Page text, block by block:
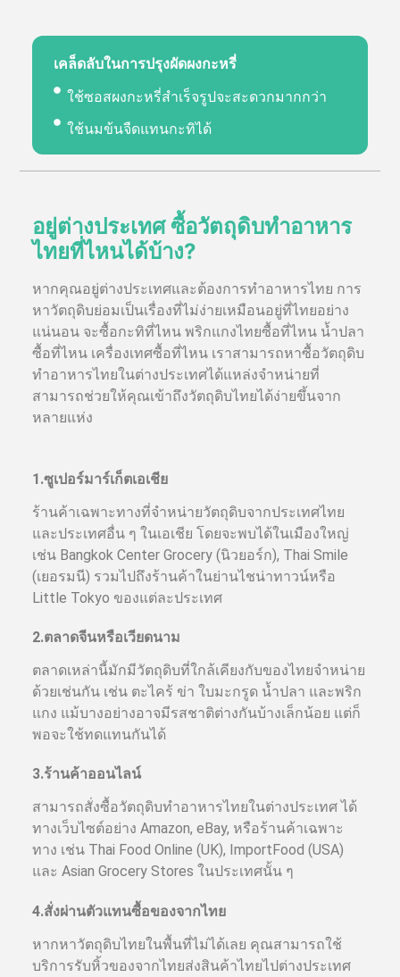
เคล็ดลับในการปรุงผัดผงกะหรี่
ใช้ซอสผงกะหรี่สำเร็จรูปจะสะดวกมากกว่า
ใช้นมข้นจืดแทนกะทิได้
อยู่ต่างประเทศ ซื้อวัตถุดิบทำอาหาร
ไทยที่ไหนได้บ้าง?
หากคุณอยู่ต่างประเทศและต้องการทำอาหารไทย การ
หาวัตถุดิบย่อมเป็นเรื่องที่ไม่ง่ายเหมือนอยู่ที่ไทยอย่าง
แน่นอน จะซื้อกะทิที่ไหน พริกแกงไทยซื้อที่ไหน น้ำปลา
ซื้อที่ไหน เครื่องเทศซื้อที่ไหน เราสามารถหาซื้อวัตถุดิบ
ทำอาหารไทยในต่างประเทศได้แหล่งจำหน่ายที่
สามารถช่วยให้คุณเข้าถึงวัตถุดิบไทยได้ง่ายขึ้นจาก
หลายแห่ง
1.ซูเปอร์มาร์เก็ตเอเชีย
ร้านค้าเฉพาะทางที่จำหน่ายวัตถุดิบจากประเทศไทย
และประเทศอื่น ๆ ในเอเชีย โดยจะพบได้ในเมืองใหญ่
เช่น Bangkok Center Grocery (นิวยอร์ก), Thai Smile
(เยอรมนี) รวมไปถึงร้านค้าในย่านไชน่าทาวน์หรือ
Little Tokyo ของแต่ละประเทศ
2.ตลาดจีนหรือเวียดนาม
ตลาดเหล่านี้มักมีวัตถุดิบที่ใกล้เคียงกับของไทยจำหน่าย
ด้วยเช่นกัน เช่น ตะไคร้ ข่า ใบมะกรูด น้ำปลา และพริก
แกง แม้บางอย่างอาจมีรสชาติต่างกันบ้างเล็กน้อย แต่ก็
พอจะใช้ทดแทนกันได้
3.ร้านค้าออนไลน์
สามารถสั่งซื้อวัตถุดิบทำอาหารไทยในต่างประเทศ ได้
ทางเว็บไซต์อย่าง Amazon, eBay, หรือร้านค้าเฉพาะ
ทาง เช่น Thai Food Online (UK), ImportFood (USA)
และ Asian Grocery Stores ในประเทศนั้น ๆ
4.สั่งผ่านตัวแทนซื้อของจากไทย
หากหาวัตถุดิบไทยในพื้นที่ไม่ได้เลย คุณสามารถใช้
บริการรับหิ้วของจากไทยส่งสินค้าไทยไปต่างประเทศ